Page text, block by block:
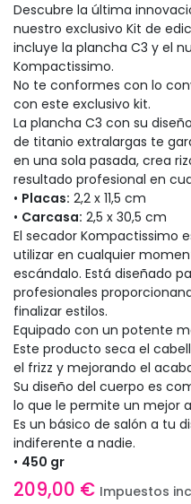
Descubre la última
nuestro exclusivo Kit de
incluye la plancha C3 y el
Kompactissimo.
No te conformes con lo
con este exclusivo kit.
La plancha C3 con su
de titanio extralargas te
en una sola pasada, crea
resultado profesional en
• Placas: 2,2 x 11,5 cm
• Carcasa: 2,5 x 30,5 cm
El secador Kompactissimo
utilizar en cualquier
escándalo. Está diseñado
profesionales
finalizar estilos.
Equipado con un potente
Este producto seca el
el frizz y mejorando el
Su diseño del cuerpo es
lo que le permite un mejor
Es un básico de salón a tu
indiferente a nadie.
• 450 gr
209,00 € Impuestos